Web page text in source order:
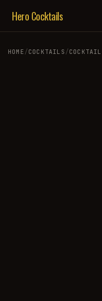
Hero Cocktails
HOME/COCKTAILS/COCKTAIL